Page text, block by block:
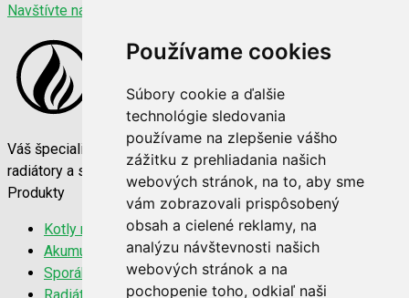
Používame cookies
Súbory cookie a ďalšie
technológie sledovania
používame na zlepšenie vášho
zážitku z prehliadania našich
webových stránok, na to, aby sme
vám zobrazovali prispôsobený
obsah a cielené reklamy, na
analýzu návštevnosti našich
webových stránok a na
pochopenie toho, odkiaľ naši
Navštívte nás
Váš špecialista na vykurovaciu techniku. Kvalitné kotly,
radiátory a sporáky za najlepšie ceny na trhu.
Produkty
Kotly na tuhé palivo
Akumulačné nádrže
Sporáky a kachle
Radiátory 22K